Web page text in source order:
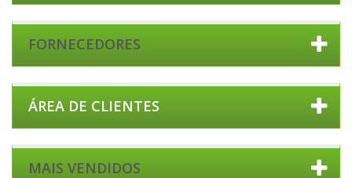
FORNECEDORES
ÁREA DE CLIENTES
MAIS VENDIDOS